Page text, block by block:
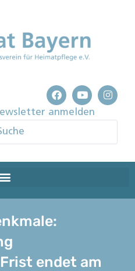
anmelden
endet am